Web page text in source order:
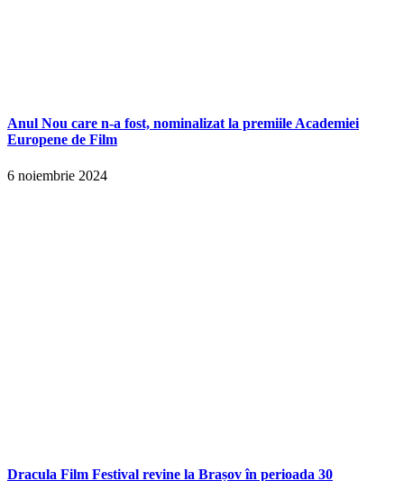
Anul Nou care n-a fost, nominalizat la premiile Academiei
Europene de Film
6 noiembrie 2024
Dracula Film Festival revine la Brașov în perioada 30